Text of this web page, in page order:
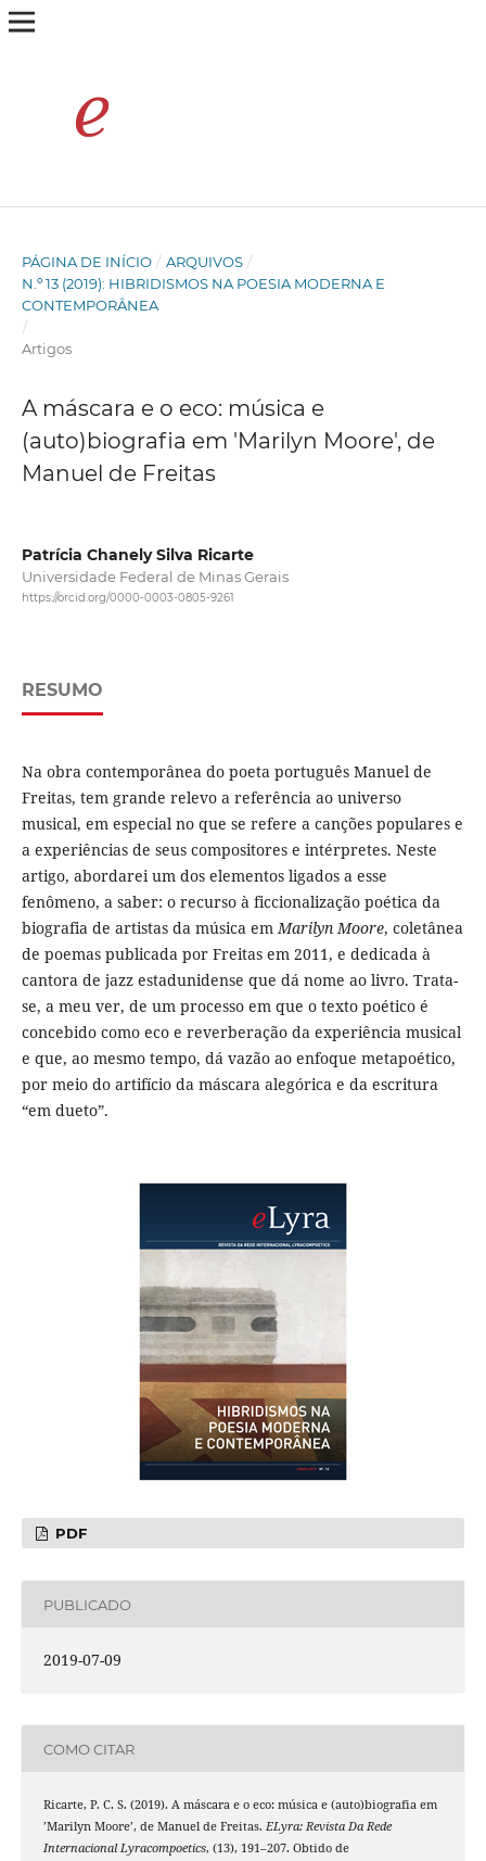
PÁGINA DE INÍCIO / ARQUIVOS /
N.º 13 (2019): HIBRIDISMOS NA POESIA MODERNA E
CONTEMPORÂNEA
/
Artigos
A máscara e o eco: música e
(auto)biografia em 'Marilyn Moore', de
Manuel de Freitas
Patrícia Chanely Silva Ricarte
Universidade Federal de Minas Gerais
https://orcid.org/0000-0003-0805-9261
RESUMO
Na obra contemporânea do poeta português Manuel de
Freitas, tem grande relevo a referência ao universo
musical, em especial no que se refere a canções populares e
a experiências de seus compositores e intérpretes. Neste
artigo, abordarei um dos elementos ligados a esse
fenômeno, a saber: o recurso à ficcionalização poética da
biografia de artistas da música emMarilyn Moore, coletânea
de poemas publicada por Freitas em 2011, e dedicada à
cantora de jazz estadunidense que dá nome ao livro. Trata-
se, a meu ver, de um processo em que o texto poético é
concebido como eco e reverberação da experiência musical
e que, ao mesmo tempo, dá vazão ao enfoque metapoético,
por meio do artifício da máscara alegórica e da escritura
“em dueto”.
PDF
PUBLICADO
2019-07-09
COMO CITAR
Ricarte, P. C. S. (2019). A máscara e o eco: música e (auto)biografia em
’Marilyn Moore’, de Manuel de Freitas. ELyra: Revista Da Rede
Internacional Lyracompoetics, (13), 191–207. Obtido de